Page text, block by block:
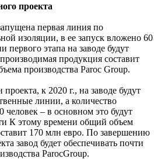
проекта
первая линия по
изоляции, в ее запуск вложено 60
первого этапа на заводе будут
продукция составит
производства Paroc Group.
к 2020 г., на заводе будут
линии, а количество
человек – в основном это будут
К этому времени общий объем
170 млн евро. По завершению
завод будет обеспечивать почти
ParocGroup.